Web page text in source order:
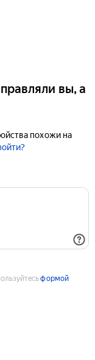
вы, а
похожи на
формой